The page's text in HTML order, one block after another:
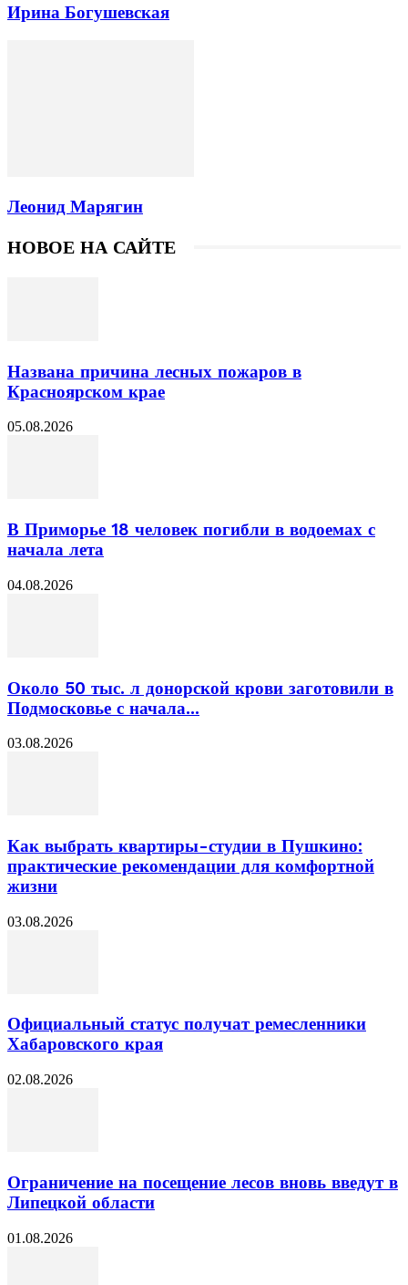
Ирина Богушевская
Леонид Марягин
НОВОЕ НА САЙТЕ
Названа причина лесных пожаров в
Красноярском крае
05.08.2026
В Приморье 18 человек погибли в водоемах с
начала лета
04.08.2026
Около 50 тыс. л донорской крови заготовили в
Подмосковье с начала...
03.08.2026
Как выбрать квартиры-студии в Пушкино:
практические рекомендации для комфортной
жизни
03.08.2026
Официальный статус получат ремесленники
Хабаровского края
02.08.2026
Ограничение на посещение лесов вновь введут в
Липецкой области
01.08.2026